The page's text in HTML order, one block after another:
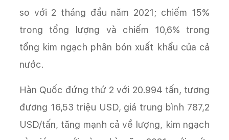
so với 2 tháng đầu năm 2021; chiếm 15%
trong tổng lượng và chiếm 10,6% trong
tổng kim ngạch phân bón xuất khẩu của cả
nước.
Hàn Quốc đứng thứ 2 với 20.994 tấn, tương
đương 16,53 triệu USD, giá trung bình 787,2
USD/tấn, tăng mạnh cả về lượng, kim ngạch